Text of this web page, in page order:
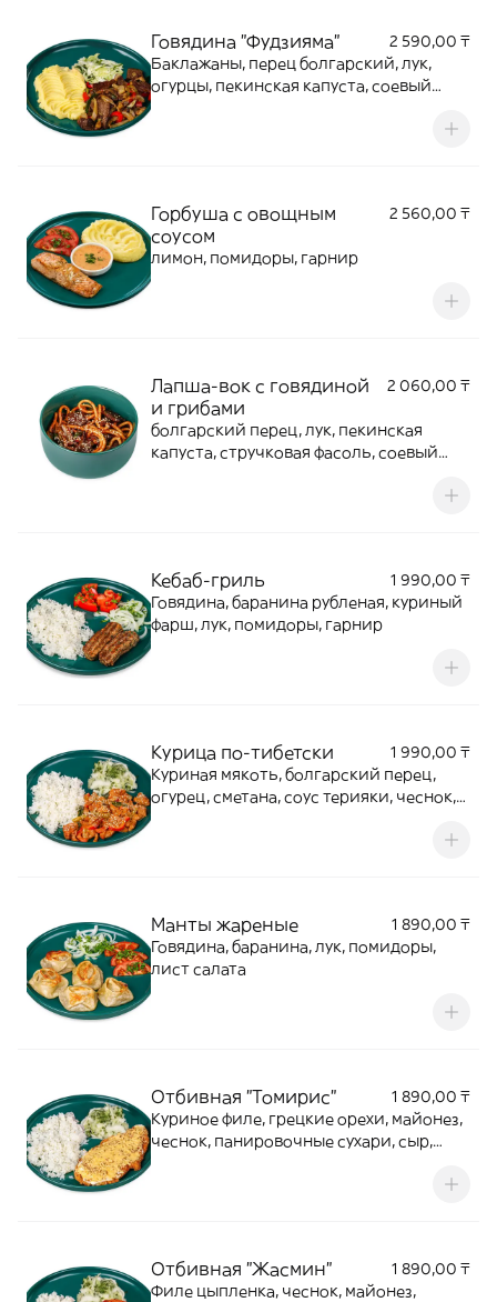
Говядина "Фудзияма"
2 590,00 ₸
Баклажаны, перец болгарский, лук,
огурцы, пекинская капуста, соевый
бальзамический уксус, подгарнировка
Горбуша с овощным
соусом
2 560,00 ₸
лимон, помидоры, гарнир
Лапша-вок с говядиной
и грибами
2 060,00 ₸
болгарский перец, лук, пекинская
капуста, стручковая фасоль, соевый
Кебаб-гриль
1 990,00 ₸
Говядина, баранина рубленая, куриный
фарш, лук, помидоры, гарнир
Курица по-тибетски
1 990,00 ₸
Куриная мякоть, болгарский перец,
огурец, сметана, соус терияки, чеснок,
Манты жареные
1 890,00 ₸
Говядина, баранина, лук, помидоры,
лист салата
Отбивная "Томирис"
1 890,00 ₸
Куриное филе, грецкие орехи, майонез,
чеснок, панировочные сухари, сыр,
Отбивная "Жасмин"
1 890,00 ₸
Филе цыпленка, чеснок, майонез,